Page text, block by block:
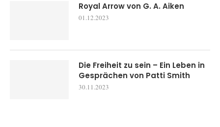
Royal Arrow von G. A. Aiken
01.12.2023
Die Freiheit zu sein – Ein Leben in
Gesprächen von Patti Smith
30.11.2023